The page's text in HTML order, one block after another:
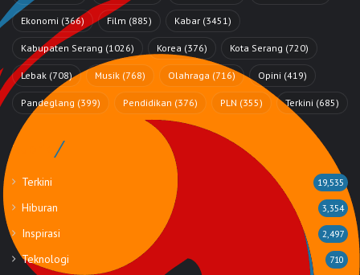
Ekonomi (366) Film (885) Kabar (3451)
Kabupaten Serang (1026) Korea (376) Kota Serang (720)
Lebak (708) Musik (768) Olahraga (716) Opini (419)
Pandeglang (399) Pendidikan (376) PLN (355) Terkini (685)
Rubrik
Terkini 19,535
Hiburan 3,354
Inspirasi 2,497
Teknologi 710